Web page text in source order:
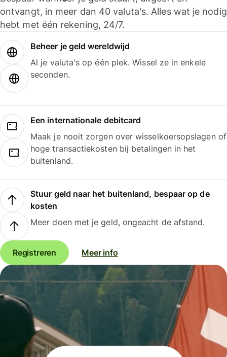
ontvangt, in meer dan 40 valuta's. Alles wat je nodig
hebt met één rekening, 24/7.
Beheer je geld wereldwijd
Al je valuta's op één plek. Wissel ze in enkele
seconden.
Een internationale debitcard
Maak je nooit zorgen over wisselkoersopslagen of
hoge transactiekosten bij betalingen in het
buitenland.
Stuur geld naar het buitenland, bespaar op de
kosten
Meer doen met je geld, ongeacht de afstand.
Registreren Meer info